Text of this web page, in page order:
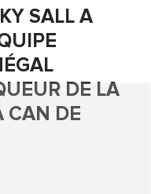
SALL A
DE LA
CAN DE